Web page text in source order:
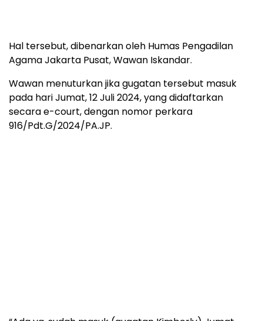
Hal tersebut, dibenarkan oleh Humas Pengadilan
Agama Jakarta Pusat, Wawan Iskandar.
Wawan menuturkan jika gugatan tersebut masuk
pada hari Jumat, 12 Juli 2024, yang didaftarkan
secara e-court, dengan nomor perkara
916/Pdt.G/2024/PA.JP.